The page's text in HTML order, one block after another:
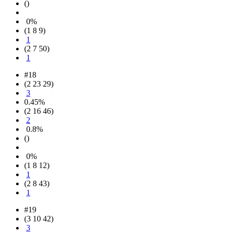
()
0%
(1 8 9)
1
(2 7 50)
1
#18
(2 23 29)
3
0.45%
(2 16 46)
2
0.8%
()
0%
(1 8 12)
1
(2 8 43)
1
#19
(3 10 42)
3